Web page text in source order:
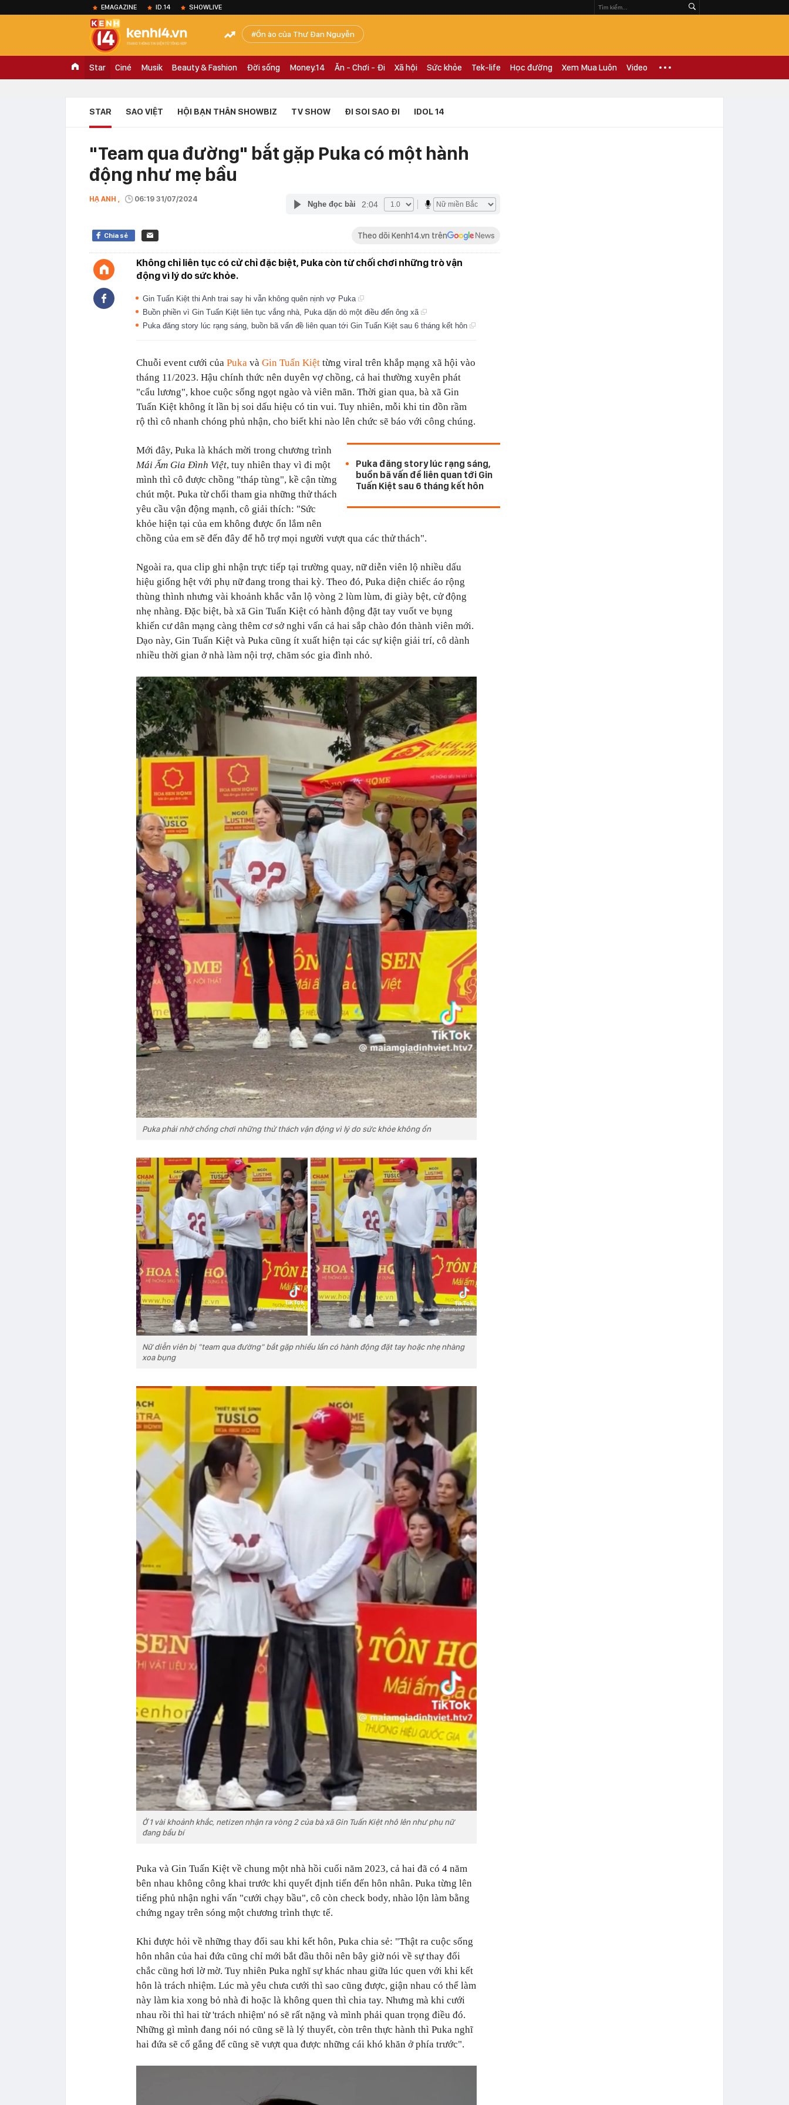
EMAGAZINE ID.14 SHOWLIVE
Ồn ào của Thư Đan Nguyễn
Star Ciné Musik Beauty & Fashion Đời sống Money.14 Ăn - Chơi - Đi Xã hội Sức khỏe Tek-life Học đường Xem Mua Luôn Video
STAR SAO VIỆT HỘI BẠN THÂN SHOWBIZ TV SHOW ĐI SOI SAO ĐI IDOL 14
"Team qua đường" bắt gặp Puka có một hành
động như mẹ bầu
HẠ ANH , 06:19 31/07/2024
Nghe đọc bài 2:04
Chia sẻ Theo dõi Kenh14.vn trên
Không chỉ liên tục có cử chỉ đặc biệt, Puka còn từ chối chơi những trò vận
động vì lý do sức khỏe.
Gin Tuấn Kiệt thi Anh trai say hi vẫn không quên nịnh vợ Puka
Buồn phiền vì Gin Tuấn Kiệt liên tục vắng nhà, Puka dặn dò một điều đến ông xã
Puka đăng story lúc rạng sáng, buồn bã vấn đề liên quan tới Gin Tuấn Kiệt sau 6 tháng kết hôn
Chuỗi event cưới của Puka và Gin Tuấn Kiệt từng viral trên khắp mạng xã hội vào
tháng 11/2023. Hậu chính thức nên duyên vợ chồng, cả hai thường xuyên phát
"cẩu lương", khoe cuộc sống ngọt ngào và viên mãn. Thời gian qua, bà xã Gin
Tuấn Kiệt không ít lần bị soi dấu hiệu có tin vui. Tuy nhiên, mỗi khi tin đồn rầm
rộ thì cô nhanh chóng phủ nhận, cho biết khi nào lên chức sẽ báo với công chúng.
Puka đăng story lúc rạng sáng,
buồn bã vấn đề liên quan tới Gin
Tuấn Kiệt sau 6 tháng kết hôn
Mới đây, Puka là khách mời trong chương trình
Mái Ấm Gia Đình Việt, tuy nhiên thay vì đi một
mình thì cô được chồng "tháp tùng", kề cận từng
chút một. Puka từ chối tham gia những thử thách
yêu cầu vận động mạnh, cô giải thích: "Sức
khỏe hiện tại của em không được ổn lắm nên
chồng của em sẽ đến đây để hỗ trợ mọi người vượt qua các thử thách".
Ngoài ra, qua clip ghi nhận trực tiếp tại trường quay, nữ diễn viên lộ nhiều dấu
hiệu giống hệt với phụ nữ đang trong thai kỳ. Theo đó, Puka diện chiếc áo rộng
thùng thình nhưng vài khoảnh khắc vẫn lộ vòng 2 lùm lùm, đi giày bệt, cử động
nhẹ nhàng. Đặc biệt, bà xã Gin Tuấn Kiệt có hành động đặt tay vuốt ve bụng
khiến cư dân mạng càng thêm cơ sở nghi vấn cả hai sắp chào đón thành viên mới.
Dạo này, Gin Tuấn Kiệt và Puka cũng ít xuất hiện tại các sự kiện giải trí, cô dành
nhiều thời gian ở nhà làm nội trợ, chăm sóc gia đình nhỏ.
Puka phải nhờ chồng chơi những thử thách vận động vì lý do sức khỏe không ổn
Nữ diễn viên bị "team qua đường" bắt gặp nhiều lần có hành động đặt tay hoặc nhẹ nhàng
xoa bụng
Ở 1 vài khoảnh khắc, netizen nhận ra vòng 2 của bà xã Gin Tuấn Kiệt nhô lên như phụ nữ
đang bầu bí
Puka và Gin Tuấn Kiệt về chung một nhà hồi cuối năm 2023, cả hai đã có 4 năm
bên nhau không công khai trước khi quyết định tiến đến hôn nhân. Puka từng lên
tiếng phủ nhận nghi vấn "cưới chạy bầu", cô còn check body, nhào lộn làm bằng
chứng ngay trên sóng một chương trình thực tế.
Khi được hỏi về những thay đổi sau khi kết hôn, Puka chia sẻ: "Thật ra cuộc sống
hôn nhân của hai đứa cũng chỉ mới bắt đầu thôi nên bây giờ nói về sự thay đổi
chắc cũng hơi lờ mờ. Tuy nhiên Puka nghĩ sự khác nhau giữa lúc quen với khi kết
hôn là trách nhiệm. Lúc mà yêu chưa cưới thì sao cũng được, giận nhau có thể làm
này làm kia xong bỏ nhà đi hoặc là không quen thì chia tay. Nhưng mà khi cưới
nhau rồi thì hai từ 'trách nhiệm' nó sẽ rất nặng và mình phải quan trọng điều đó.
Những gì mình đang nói nó cũng sẽ là lý thuyết, còn trên thực hành thì Puka nghĩ
hai đứa sẽ cố gắng để cũng sẽ vượt qua được những cái khó khăn ở phía trước".